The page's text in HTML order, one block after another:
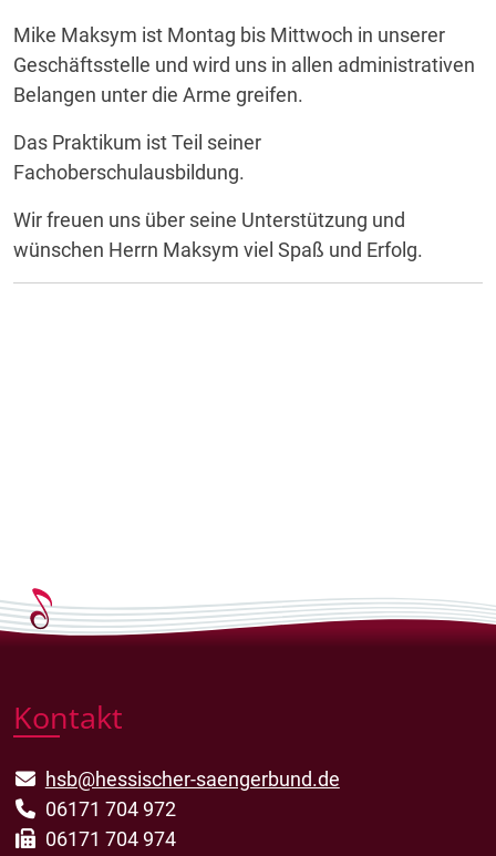
Mike Maksym ist Montag bis Mittwoch in unserer
Geschäftsstelle und wird uns in allen administrativen
Belangen unter die Arme greifen.
Das Praktikum ist Teil seiner
Fachoberschulausbildung.
Wir freuen uns über seine Unterstützung und
wünschen Herrn Maksym viel Spaß und Erfolg.
Kontakt
hsb@hessischer-saengerbund.de
06171 704 972
06171 704 974